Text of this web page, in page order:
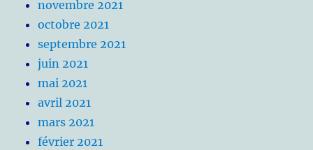
novembre 2021
octobre 2021
septembre 2021
juin 2021
mai 2021
avril 2021
mars 2021
février 2021